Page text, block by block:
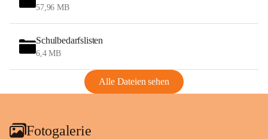
57,96 MB
Schulbedarfslisten
6,4 MB
Alle Dateien sehen
Fotogalerie